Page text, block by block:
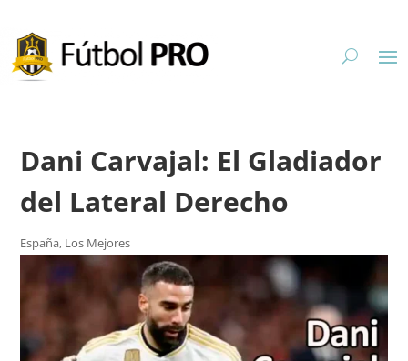
Dani Carvajal: El Gladiador
del Lateral Derecho
España, Los Mejores